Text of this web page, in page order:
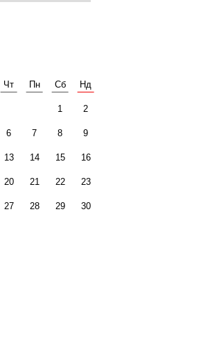
Чт Пн Сб Нд
1 2
6 7 8 9
13 14 15 16
20 21 22 23
27 28 29 30